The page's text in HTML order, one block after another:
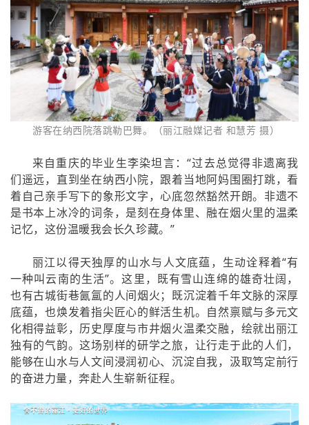
游客在纳西院落跳勒巴舞。（丽江融媒记者 和慧芳 摄）
来自重庆的毕业生李染坦言：“过去总觉得非遗离我
们遥远，直到坐在纳西小院，跟着当地阿妈围圈打跳，看
着自己亲手写下的象形文字，心底忽然豁然开朗。非遗不
是书本上冰冷的词条，是刻在身体里、融在烟火里的温柔
记忆，这份温暖我会长久珍藏。”
丽江以得天独厚的山水与人文底蕴，生动诠释着“有
一种叫云南的生活”。这里，既有雪山连绵的雄奇壮阔，
也有古城街巷氤氲的人间烟火；既沉淀着千年文脉的深厚
底蕴，也焕发着指尖匠心的鲜活生机。自然禀赋与多元文
化相得益彰，历史厚度与市井烟火温柔交融，绘就出丽江
独有的气韵。这场别样的研学之旅，让行走于此的人们，
能够在山水与人文间浸润初心、沉淀自我，汲取笃定前行
的奋进力量，奔赴人生崭新征程。